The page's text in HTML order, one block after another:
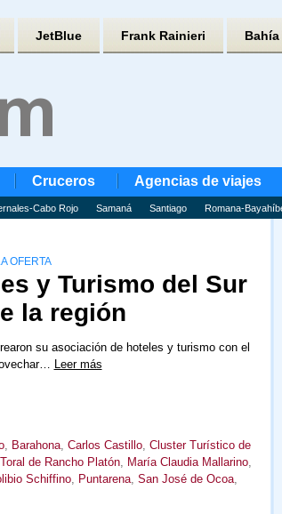
JetBlue Frank Rainieri
Cruceros Agencias de viajes
Cabo Rojo Samaná Santiago Romana-
OFERTA
y Turismo del Sur
la región
su asociación de hoteles y turismo con el
Leer más
, Barahona, Carlos Castillo, Cluster Turístico de
de Rancho Platón, María Claudia Mallarino,
Schiffino, Puntarena, San José de Ocoa,